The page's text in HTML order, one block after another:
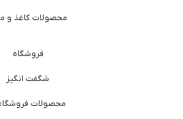
محصولات کاغذ و
فروشگاه
شگفت انگیز
محصولات